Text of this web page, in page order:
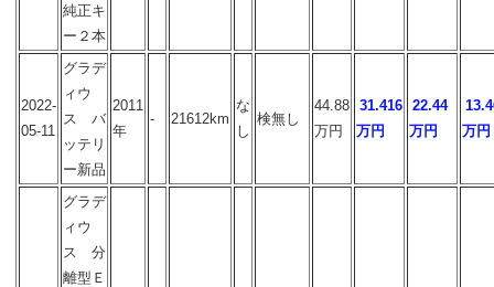
純正キ
ー２本
2022-
05-11
グラデ
ィウ
ス バ
ッテリ
ー新品
2011
年
- 21612km
な
し
検無し
44.88
万円
31.416
万円
22.44
万円
万円
グラデ
ィウ
ス 分
離型Ｅ